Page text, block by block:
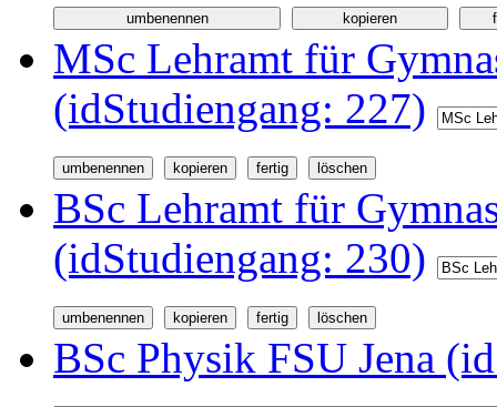
MSc Lehramt für
(idStudiengang: 227)
BSc Lehramt für
(idStudiengang: 230)
BSc Physik FSU Jena